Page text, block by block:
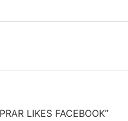
LIKES FACEBOOK”